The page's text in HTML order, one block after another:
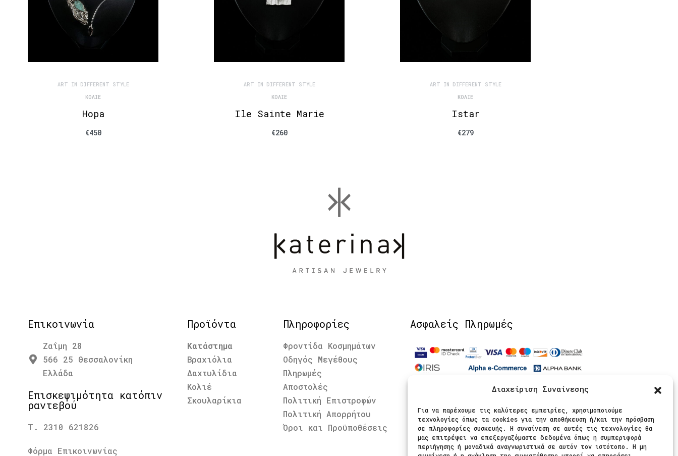
Διαχείριση Συναίνεσης
Για να παρέχουμε τις καλύτερες εμπειρίες, χρησιμοποιούμε
τεχνολογίες όπως τα cookies για την αποθήκευση ή/και την πρόσβαση
σε πληροφορίες συσκευής. Η συναίνεση σε αυτές τις τεχνολογίες θα
μας επιτρέψει να επεξεργαζόμαστε δεδομένα όπως η συμπεριφορά
περιήγησης ή μοναδικά αναγνωριστικά σε αυτόν τον ιστότοπο. Η μη
ART IN DIFFERENT STYLE
ΚΟΛΙΈ
Hopa
€450
ART IN DIFFERENT STYLE
ΚΟΛΙΈ
Ile Sainte Marie
€260
ART IN DIFFERENT STYLE
ΚΟΛΙΈ
Istar
€279
Επικοινωνία
Ζαΐμη 28
566 25 Θεσσαλονίκη
Ελλάδα
Επισκεψιμότητα κατόπιν
ραντεβού
Τ. 2310 621826
Φόρμα Επικοινωνίας
Προϊόντα
Κατάστημα
Βραχιόλια
Δαχτυλίδια
Κολιέ
Σκουλαρίκια
Πληροφορίες
Φροντίδα Κοσμημάτων
Οδηγός Μεγέθους
Πληρωμές
Αποστολές
Πολιτική Επιστροφών
Πολιτική Απορρήτου
Όροι και Προϋποθέσεις
Ασφαλείς Πληρωμές
Ακολουθήστε μας